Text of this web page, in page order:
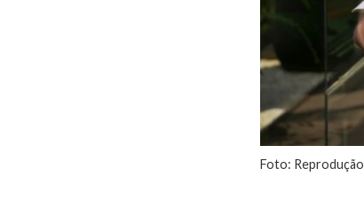
Foto: Reprodução